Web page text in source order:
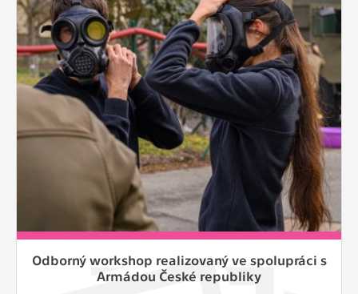
Cookies, které aplikace nedokáže zařadit.
Naším cílem je, aby tato kategorie
zůstala prázdná a všechny cookies byly
přiřazeny do některé z kategorií
uvedených výše.
Odborný workshop realizovaný ve spolupráci s
Armádou České republiky